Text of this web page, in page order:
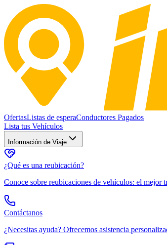
OfertasListas de esperaConductores Pagados
Lista tus Vehículos
Información de Viaje
¿Qué es una reubicación?
Conoce sobre reubicaciones de vehículos: el mejor
Contáctanos
¿Necesitas ayuda? Ofrecemos asistencia